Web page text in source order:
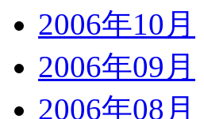
2006年10月
2006年09月
2006年08月